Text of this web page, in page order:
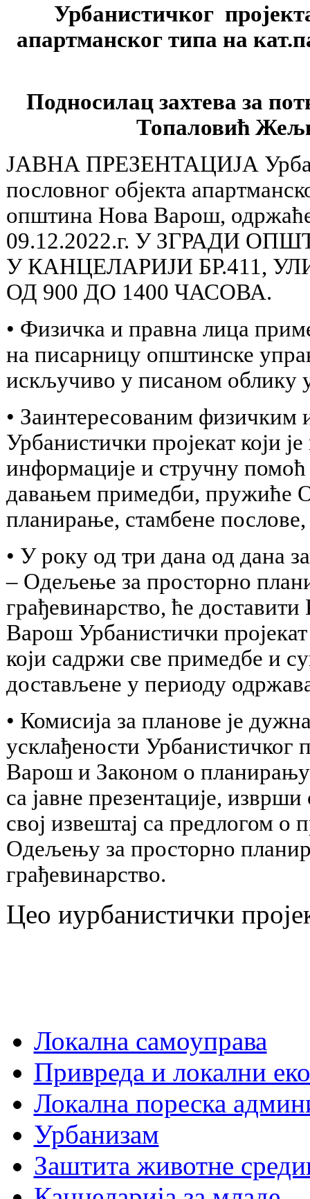
Урбанистичког
апартманског типа на
Подносилaц захтева за
Топаловић
ЈАВНА ПРЕЗЕНТАЦИЈА
пословног објекта
општина Нова Варош,
09.12.2022.г. У ЗГРАДИ
У КАНЦЕЛАРИЈИ БР.411,
ОД 900 ДО 1400 ЧАСОВА.
• Физичка и правна лица
на писарницу општинске
искључиво у писаном облику у
• Заинтересованим физичким
Урбанистички пројекат који
информације и стручну
давањем примедби, пружиће
планирање, стамбене
• У року од три дана од дана
– Одељење за просторно
грађевинарство, ће
Варош Урбанистички пројекат
који садржи све примедбе и
достављене у периоду
• Комисија за планове је
усклађености
Варош и Законом о планирању
са јавне презентације,
свој извештај са предлогом
Одељењу за просторно
грађевинарство.
Цео иурбанистички
Локална самоуправа
Привреда и локални
Локална пореска
Урбанизам
Заштита животне